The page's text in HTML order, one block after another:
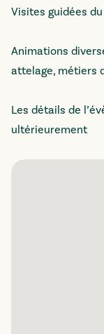
Visites guidées
Animations
attelage, métiers
Les détails de
ultérieurement